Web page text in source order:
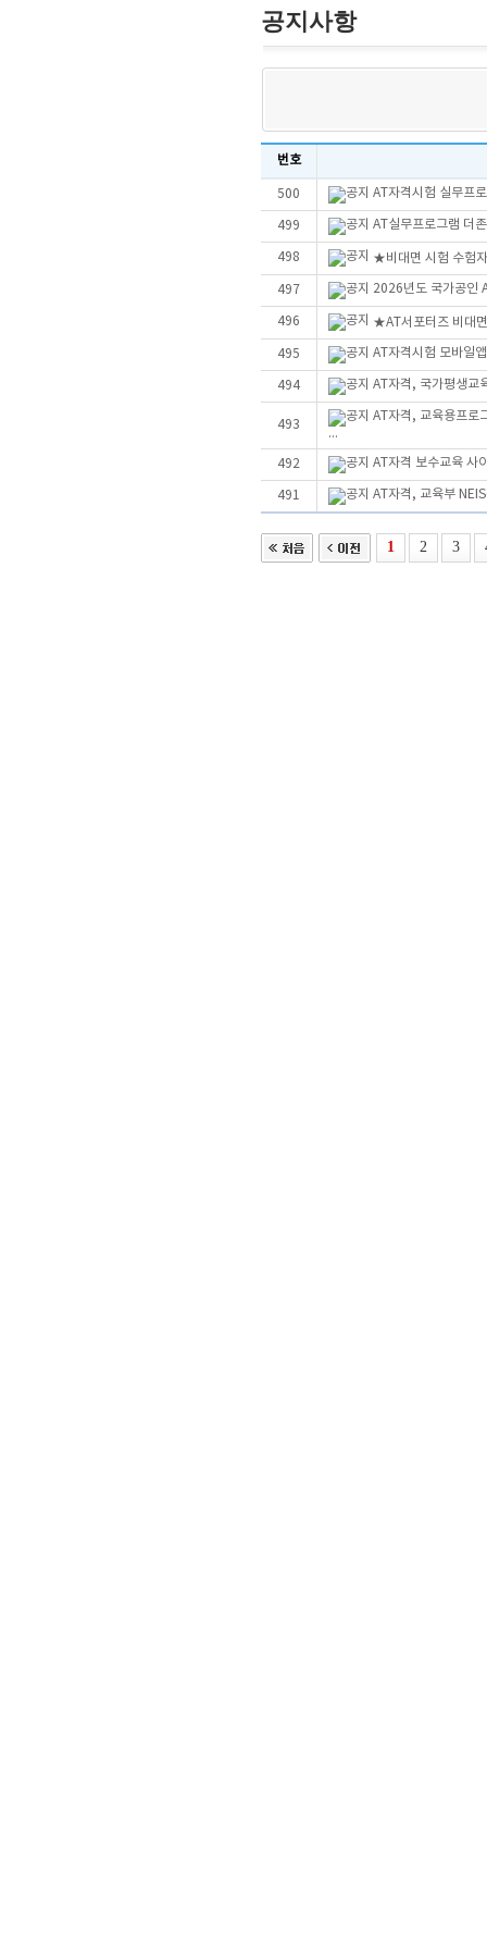
공지사항
번호
500 AT자격시험 실무프
499 AT실무프로그램 더
498 ★비대면 시험 수험
497 2026년도 국가공인
496 ★AT서포터즈 비대
495 AT자격시험 모바일
494 AT자격, 국가평생교
493
AT자격, 교육용프로
...
492 AT자격 보수교육 사
491 AT자격, 교육부
1 2 3